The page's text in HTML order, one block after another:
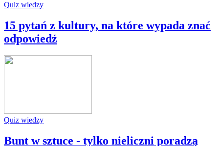
Quiz wiedzy
15 pytań z kultury, na które wypada znać
odpowiedź
Quiz wiedzy
Bunt w sztuce - tylko nieliczni poradzą